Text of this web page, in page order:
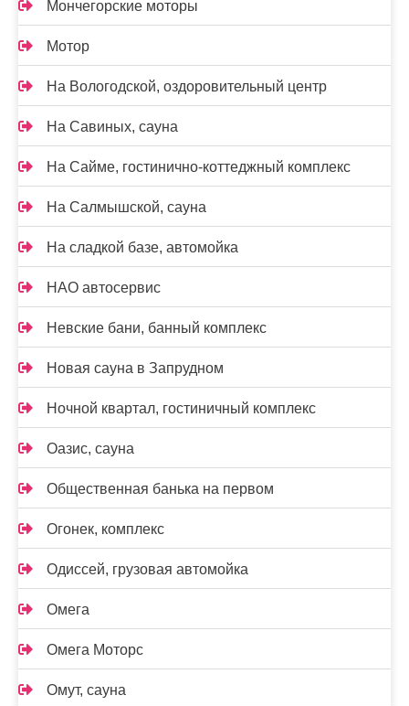
Мончегорские моторы
Мотор
На Вологодской, оздоровительный центр
На Савиных, сауна
На Сайме, гостинично-коттеджный комплекс
На Салмышской, сауна
На сладкой базе, автомойка
НАО автосервис
Невские бани, банный комплекс
Новая сауна в Запрудном
Ночной квартал, гостиничный комплекс
Оазис, сауна
Общественная банька на первом
Огонек, комплекс
Одиссей, грузовая автомойка
Омега
Омега Моторс
Омут, сауна